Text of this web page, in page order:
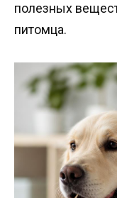
полезных
питомца.